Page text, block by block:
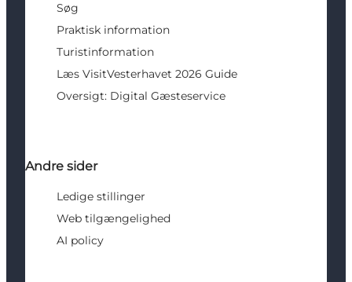
Søg
Praktisk information
Turistinformation
Læs VisitVesterhavet 2026 Guide
Oversigt: Digital Gæsteservice
Andre sider
Ledige stillinger
Web tilgængelighed
AI policy